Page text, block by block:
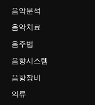
음악분석
음악치료
음주법
음향시스템
음향장비
의류